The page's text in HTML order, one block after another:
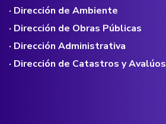
· Dirección de Ambiente
· Dirección de Obras Públicas
· Dirección Administrativa
· Dirección de Catastros y Avalúos